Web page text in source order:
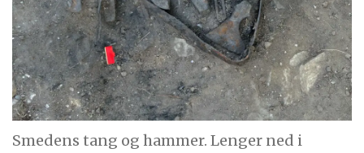
Smedens tang og hammer. Lenger ned i